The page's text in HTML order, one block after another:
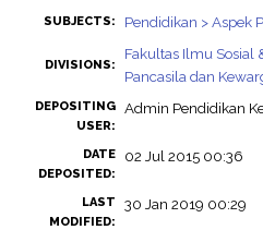
SUBJECTS: Pendidikan > Aspek
DIVISIONS:
Fakultas Ilmu Sosial
Pancasila dan
DEPOSITING
USER:
Admin Pendidikan
DATE
DEPOSITED:
02 Jul 2015 00:36
LAST
MODIFIED:
30 Jan 2019 00:29